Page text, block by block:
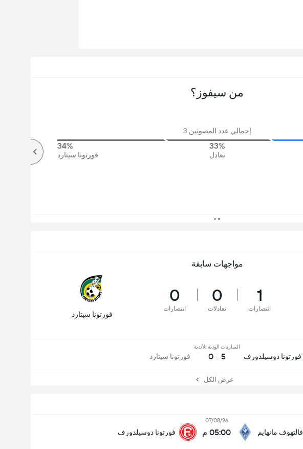
فالتهوف مانهايم
07/08/26
05:00 م فورتونا دوسيلدورف
من سيفوز؟
إجمالي عدد المصوتين 3
33%
تعادل
34%
فورتونا سيتارد
مواجهات سابقة
1
انتصارات
0
تعادلات
0
انتصارات
فورتونا سيتارد
فورتونا دوسيلدورف
المباريات الودية للأندية
5 - 0 فورتونا سيتارد
عرض الكل